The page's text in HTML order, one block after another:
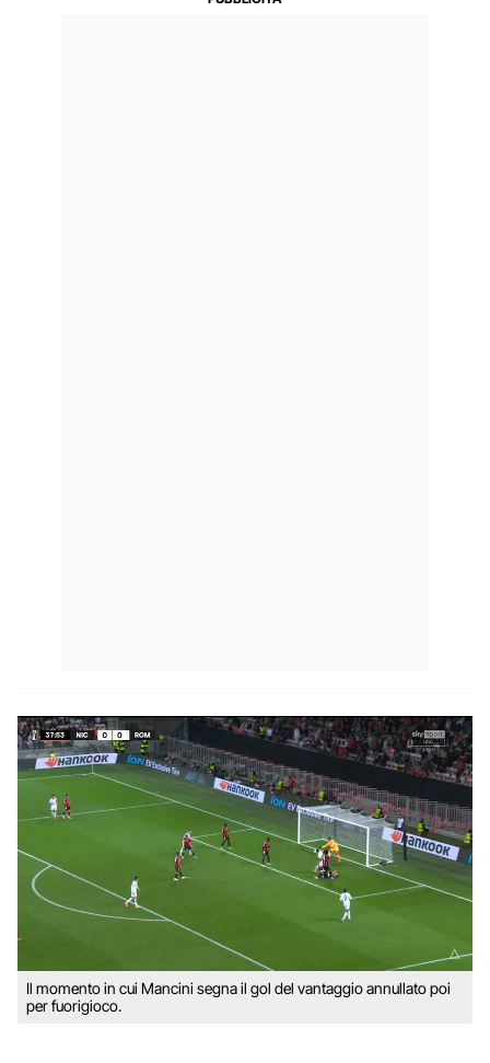
Il momento in cui Mancini segna il gol del vantaggio annullato poi
per fuorigioco.